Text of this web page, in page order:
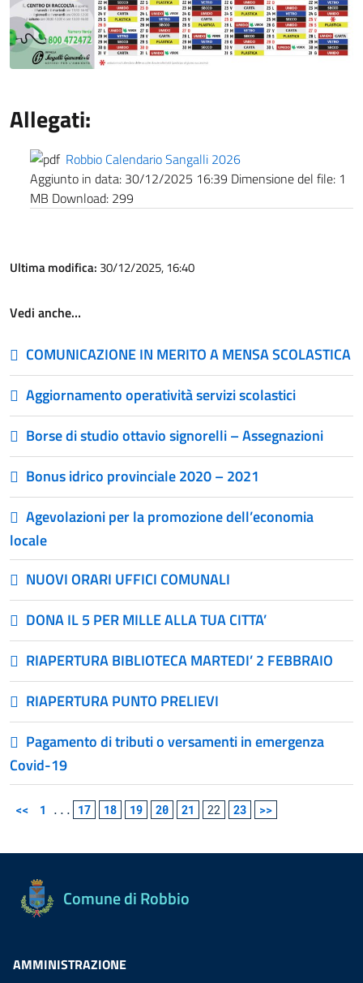
Allegati:
Robbio Calendario Sangalli 2026
Aggiunto in data: 30/12/2025 16:39 Dimensione del file: 1
MB Download: 299
Ultima modifica: 30/12/2025, 16:40
Vedi anche…
COMUNICAZIONE IN MERITO A MENSA SCOLASTICA
Aggiornamento operatività servizi scolastici
Borse di studio ottavio signorelli – Assegnazioni
Bonus idrico provinciale 2020 – 2021
Agevolazioni per la promozione dell’economia
locale
NUOVI ORARI UFFICI COMUNALI
DONA IL 5 PER MILLE ALLA TUA CITTA’
RIAPERTURA BIBLIOTECA MARTEDI’ 2 FEBBRAIO
RIAPERTURA PUNTO PRELIEVI
Pagamento di tributi o versamenti in emergenza
Covid-19
<< 1 ... 17 18 19 20 21 22 23 >>
Comune di Robbio
AMMINISTRAZIONE